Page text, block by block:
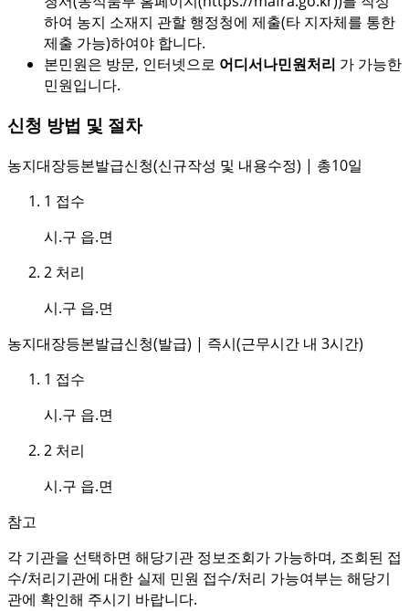
하여 농지 소재지 관할 행정청에 제출(타 지자체를 통한
제출 가능)하여야 합니다.
본민원은 방문, 인터넷으로 어디서나민원처리 가 가능한
민원입니다.
신청 방법 및 절차
농지대장등본발급신청(신규작성 및 내용수정) | 총10일
1 접수
시.구 읍.면
2 처리
시.구 읍.면
농지대장등본발급신청(발급) | 즉시(근무시간 내 3시간)
1 접수
시.구 읍.면
2 처리
시.구 읍.면
참고
각 기관을 선택하면 해당기관 정보조회가 가능하며, 조회된 접
수/처리기관에 대한 실제 민원 접수/처리 가능여부는 해당기
관에 확인해 주시기 바랍니다.